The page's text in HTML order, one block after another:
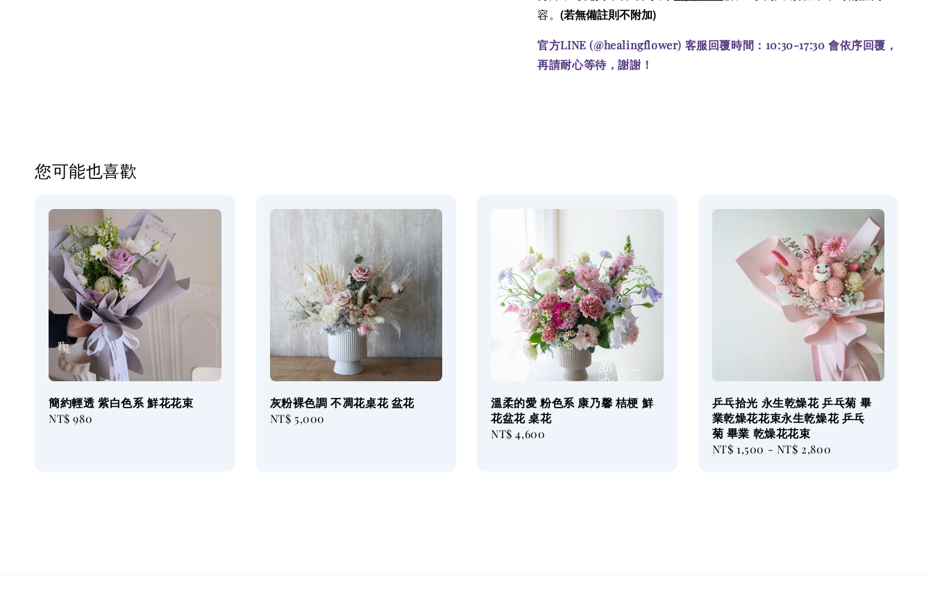
容。(若無備註則不附加)
官方LINE (@healingflower) 客服回覆時間：10:30-17:30 會依序回覆，
再請耐心等待，謝謝！
您可能也喜歡
簡約輕透 紫白色系 鮮花花束
Regular
NT$ 980
灰粉裸色調 不凋花桌花 盆花
Regular
NT$ 5,000
溫柔的愛 粉色系 康乃馨 桔梗 鮮
花盆花 桌花
Regular
NT$ 4,600
乒乓拾光 永生乾燥花 乒乓菊 畢
業乾燥花花束永生乾燥花 乒乓
菊 畢業 乾燥花花束
Regular
NT$ 1,500 - NT$ 2,800